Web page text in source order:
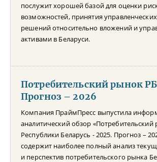
послужит хорошей базой для оценки
возможностей, принятия
решений относительно вложений и
активами в Беларуси.
Потребительский рынок
Прогноз – 2026
Компания ПраймПресс выпустила
аналитический обзор «Потребительский
Республики Беларусь - 2025. Прогноз –
содержит наиболее полный анализ
и перспектив потребительского рынка